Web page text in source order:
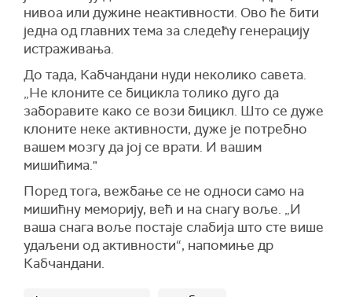
нивоа или дужине неактивности. Ово ће бити
једна од главних тема за следећу генерацију
истраживања.
До тада, Кабчандани нуди неколико савета.
„Не клоните се бицикла толико дуго да
заборавите како се вози бицикл. Што се дуже
клоните неке активности, дуже је потребно
вашем мозгу да јој се врати. И вашим
мишићима."
Поред тога, вежбање се не односи само на
мишићну меморију, већ и на снагу воље. „И
ваша снага воље постаје слабија што сте више
удаљени од активности“, напомиње др
Кабчандани.